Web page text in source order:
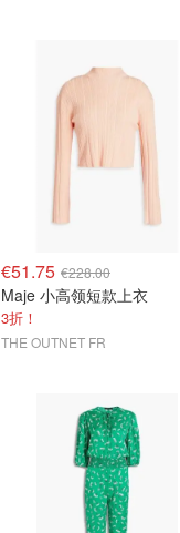
€51.75 €228.00
Maje 小高领短款上衣
3折！
THE OUTNET FR